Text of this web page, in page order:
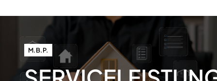
M.B.P.